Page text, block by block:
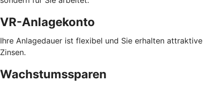
VR-Anlagekonto
Ihre Anlagedauer ist flexibel und Sie erhalten attraktive
Zinsen.
Wachstumssparen